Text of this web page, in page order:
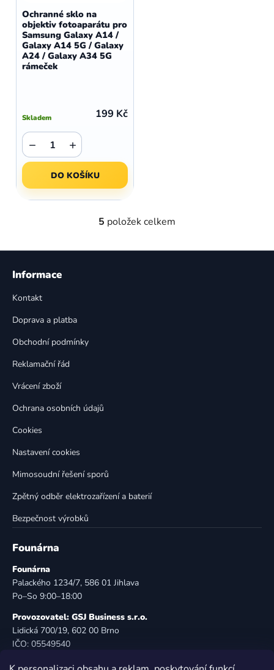
Ochranné sklo na
objektiv fotoaparátu pro
Samsung Galaxy A14 /
Galaxy A14 5G / Galaxy
A24 / Galaxy A34 5G
rámeček
Skladem 199 Kč
+
−
DO KOŠÍKU
O
l
5 položek celkem
Z
Informace
Kontakt
Doprava a platba
Obchodní podmínky
Reklamační řád
Vrácení zboží
Ochrana osobních údajů
Cookies
Nastavení cookies
Mimosoudní řešení sporů
Zpětný odběr elektrozařízení a baterií
Bezpečnost výrobků
Founárna
Founárna
Palackého 1234/7, 586 01 Jihlava
Po–So 9:00–18:00
Provozovatel: GSJ Business s.r.o.
Lidická 700/19, 602 00 Brno
IČO: 05549540